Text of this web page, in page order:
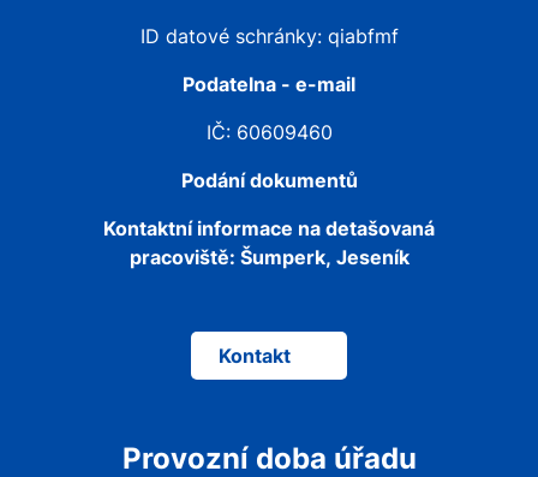
ID datové schránky: qiabfmf
Podatelna - e-mail
IČ: 60609460
Podání dokumentů
Kontaktní informace na detašovaná
pracoviště: Šumperk, Jeseník
Kontakt
Provozní doba úřadu